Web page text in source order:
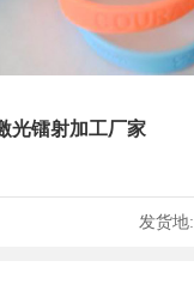
光镭射加工厂家
发货地: